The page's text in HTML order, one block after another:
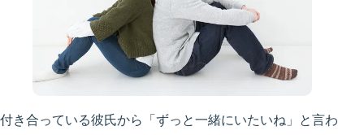
付き合っている彼氏から「ずっと一緒にいたいね」と言わ